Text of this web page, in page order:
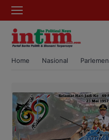
Home Nasional Parlemen